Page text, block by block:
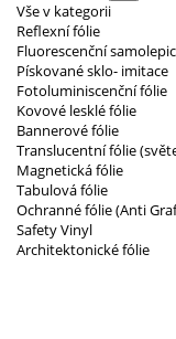
Vše v kategorii
Reflexní fólie
Fluorescenční
Pískované sklo- imitace
Fotoluminiscenční fólie
Kovové lesklé fólie
Bannerové fólie
Translucentní fólie
Magnetická fólie
Tabulová fólie
Ochranné fólie (Anti
Safety Vinyl
Architektonické fólie